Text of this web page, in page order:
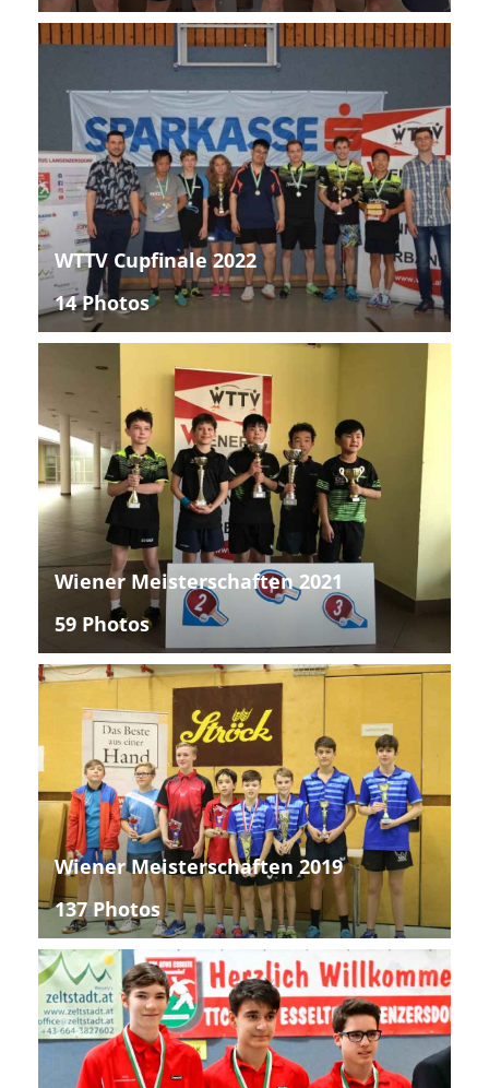
WTTV Cupfinale 2022
14 Photos
Wiener Meisterschaften 2021
59 Photos
Wiener Meisterschaften 2019
137 Photos